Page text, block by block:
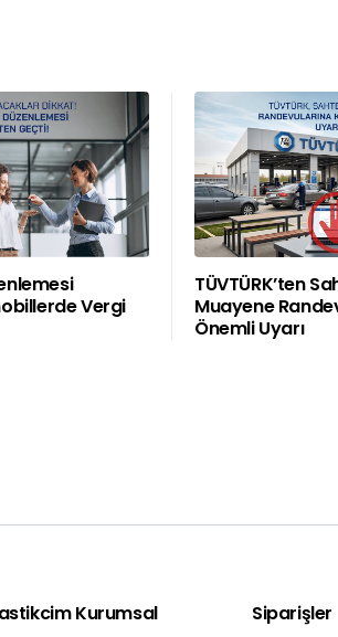
Vergi
TÜVTÜRK’ten
Muayene
Önemli Uyarı
Kurumsal Siparişler